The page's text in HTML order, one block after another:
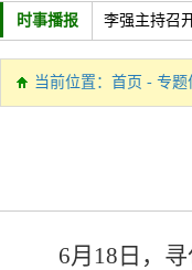
时事播报 李强主持召
中共中央政
当前位置： 首页 - 专题
6月18日，